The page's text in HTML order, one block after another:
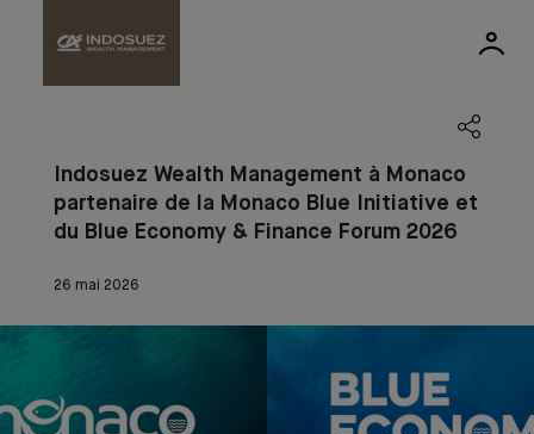
Indosuez Wealth Management à Monaco
partenaire de la Monaco Blue Initiative et
du Blue Economy & Finance Forum 2026
26 mai 2026